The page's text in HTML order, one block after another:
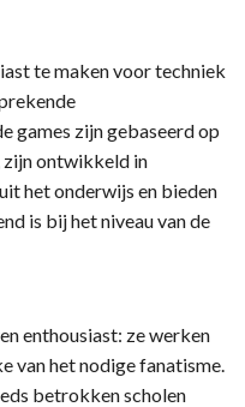
te maken voor techniek
games zijn gebaseerd op
zijn ontwikkeld in
het onderwijs en bieden
is bij het niveau van de
enthousiast: ze werken
van het nodige fanatisme.
betrokken scholen